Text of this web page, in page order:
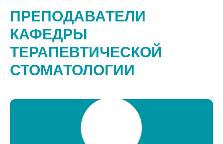
ПРЕПОДАВАТЕЛИ
КАФЕДРЫ
ТЕРАПЕВТИЧЕСКОЙ
СТОМАТОЛОГИИ